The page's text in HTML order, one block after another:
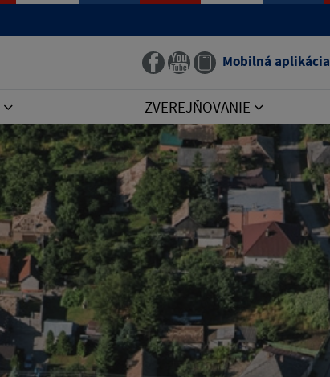
Mobilná aplikácia
ZVEREJŇOVANIE